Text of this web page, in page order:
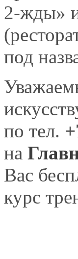
2-жды»
под
по тел.
на
Вас
курс